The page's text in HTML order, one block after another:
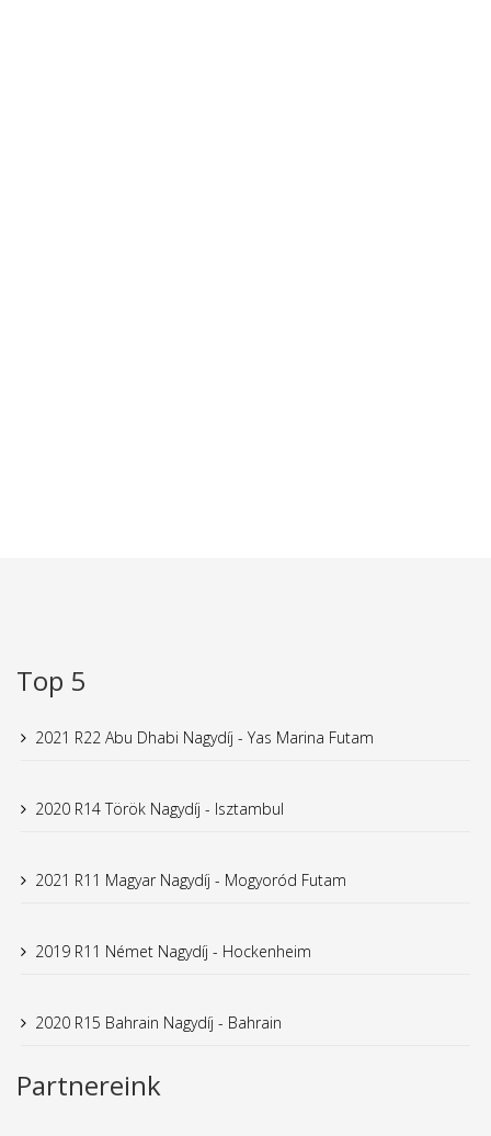
Top 5
2021 R22 Abu Dhabi Nagydíj - Yas Marina Futam
2020 R14 Török Nagydíj - Isztambul
2021 R11 Magyar Nagydíj - Mogyoród Futam
2019 R11 Német Nagydíj - Hockenheim
2020 R15 Bahrain Nagydíj - Bahrain
Partnereink